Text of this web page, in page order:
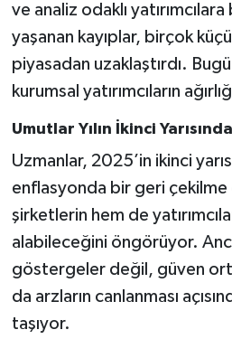
ve analiz odaklı yatırımcılara
yaşanan kayıplar, birçok
piyasadan uzaklaştırdı.
kurumsal yatırımcıların
Umutlar Yılın İkinci Yarısında
Uzmanlar, 2025’in ikinci
enflasyonda bir geri çekilme
şirketlerin hem de
alabileceğini öngörüyor.
göstergeler değil, güven
da arzların canlanması
taşıyor.